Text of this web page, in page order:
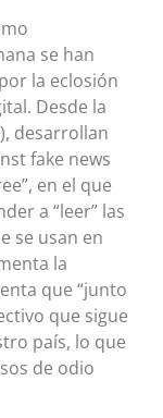
se han
la eclosión
Desde la
desarrollan
fake news
en el que
a “leer” las
se usan en
la
que “junto
que sigue
país, lo que
de odio